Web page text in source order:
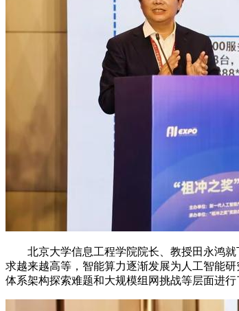
北京大学信息工程学院院长、教授田永鸿就
求越来越高等，智能算力逐渐发展为人工智能
体系架构探索难题和大规模组网挑战等层面进